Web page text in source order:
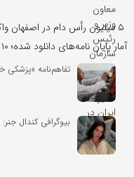
آمار پایان نامه‌های دانلود شده؛ ۱۰ رشته پرطرفدار معرفی شد
تفاهم‌نامه «پزشکی
بیوگرافی کندال